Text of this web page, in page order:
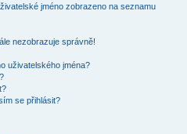
jméno zobrazeno na seznamu
nezobrazuje správně!
uživatelského jména?
se přihlásit?